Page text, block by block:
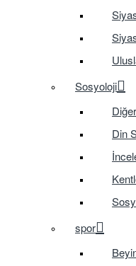
Sosyoloji
Diğer
Din
spor